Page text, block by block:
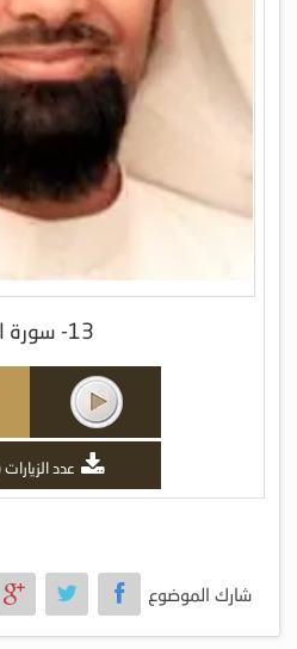
13- سورة الرعد
عدد الزيارات (
شارك الموضوع